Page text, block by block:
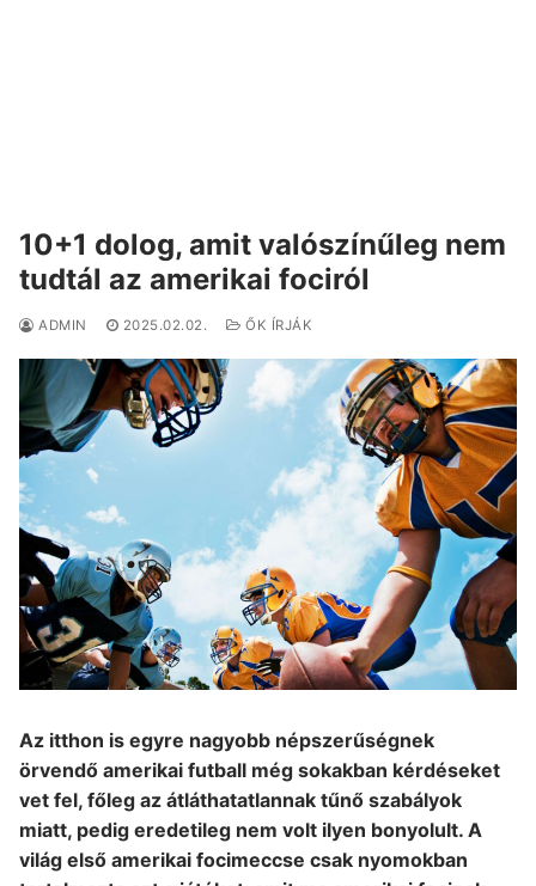
10+1 dolog, amit valószínűleg nem
tudtál az amerikai fociról
ADMIN 2025.02.02. ŐK ÍRJÁK
Az itthon is egyre nagyobb népszerűségnek
örvendő amerikai futball még sokakban kérdéseket
vet fel, főleg az átláthatatlannak tűnő szabályok
miatt, pedig eredetileg nem volt ilyen bonyolult. A
világ első amerikai focimeccse csak nyomokban